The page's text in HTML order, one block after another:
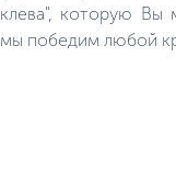
клева", которую Вы
мы победим любой